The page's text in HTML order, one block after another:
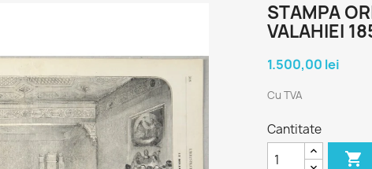
STAMPA
VALAHIEI
1.500,00 lei
Cu TVA
Cantitate
